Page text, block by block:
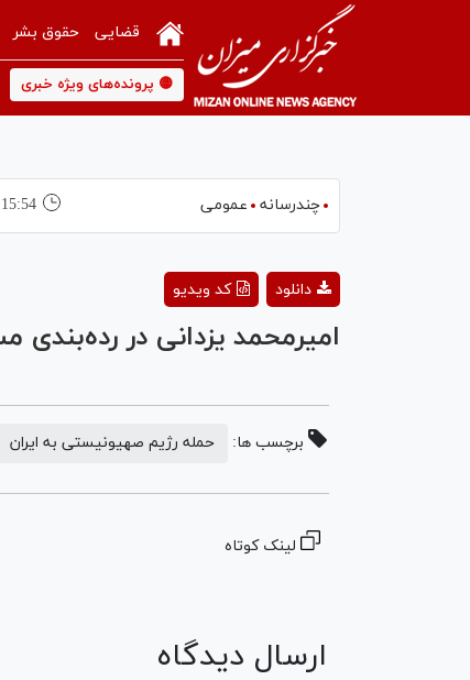
قضایی حقوق بشر
🟡 پرونده‌های ویژه خبری
چندرسانه عمومی 15:54
کد ویدیو دانلود
امیرمحمد یزدانی در
برچسب ها: حمله رژیم صهیونیستی به ایران
لینک کوتاه
ارسال دیدگاه